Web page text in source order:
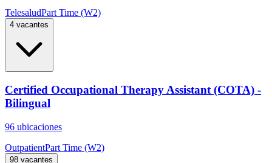
TelesaludPart Time (W2)
4 vacantes
Certified Occupational Therapy Assistant (COTA) -
Bilingual
96 ubicaciones
OutpatientPart Time (W2)
98 vacantes